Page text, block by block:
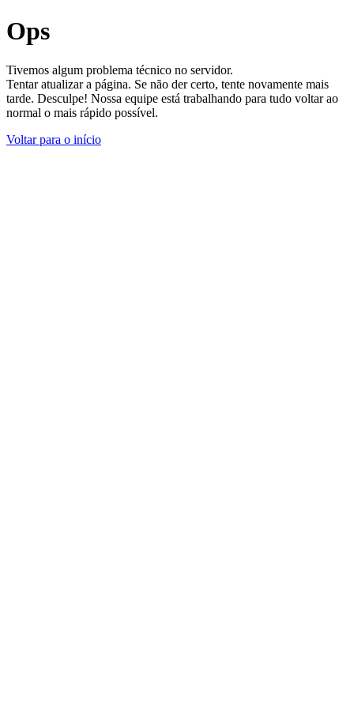
Ops
Tivemos algum problema técnico no servidor.
Tentar atualizar a página. Se não der certo, tente novamente mais
tarde. Desculpe! Nossa equipe está trabalhando para tudo voltar ao
normal o mais rápido possível.
Voltar para o início